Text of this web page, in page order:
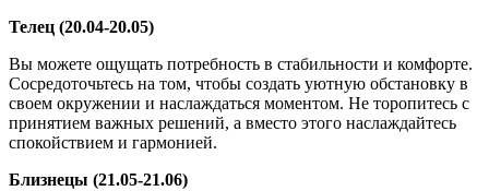
Телец (20.04-20.05)
Вы можете ощущать потребность в стабильности и комфорте.
Сосредоточьтесь на том, чтобы создать уютную обстановку в
своем окружении и наслаждаться моментом. Не торопитесь с
принятием важных решений, а вместо этого наслаждайтесь
спокойствием и гармонией.
Близнецы (21.05-21.06)